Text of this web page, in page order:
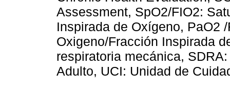
Assessment, SpO2/FIO2:
Inspirada de Oxígeno, PaO2
Oxigeno/Fracción Inspirada
respiratoria mecánica,
Adulto, UCI: Unidad de